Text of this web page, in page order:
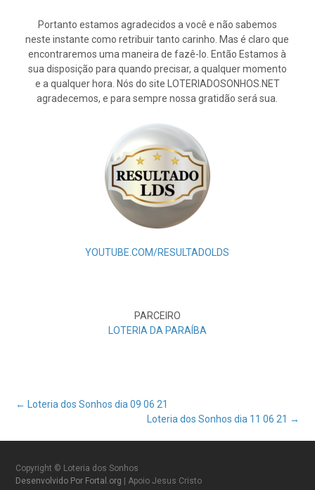
Portanto estamos agradecidos a você e não sabemos
neste instante como retribuir tanto carinho. Mas é claro que
encontraremos uma maneira de fazê-lo. Então Estamos à
sua disposição para quando precisar, a qualquer momento
e a qualquer hora. Nós do site LOTERIADOSONHOS.NET
agradecemos, e para sempre nossa gratidão será sua.
YOUTUBE.COM/RESULTADOLDS
PARCEIRO
LOTERIA DA PARAÍBA
Post
navigation
← Loteria dos Sonhos dia 09 06 21
Loteria dos Sonhos dia 11 06 21 →
Copyright © Loteria dos Sonhos
Desenvolvido Por Fortal.org
| Apoio Jesus Cristo